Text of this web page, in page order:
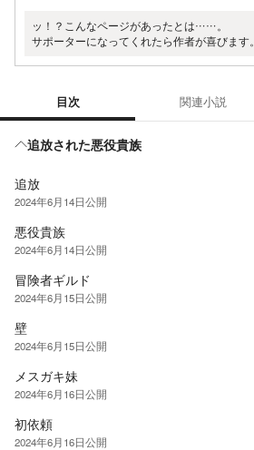
ッ！？こんなページがあったとは……。
サポーターになってくれたら作者が喜びます。
目次 関連小説
追放された悪役貴族
追放
2024年6月14日公開
悪役貴族
2024年6月14日公開
冒険者ギルド
2024年6月15日公開
壁
2024年6月15日公開
メスガキ妹
2024年6月16日公開
初依頼
2024年6月16日公開